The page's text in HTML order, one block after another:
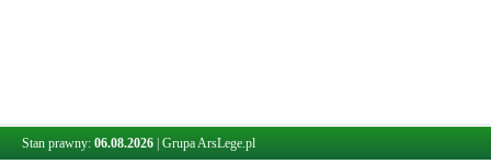
Stan prawny: 06.08.2026 Grupa ArsLege.pl